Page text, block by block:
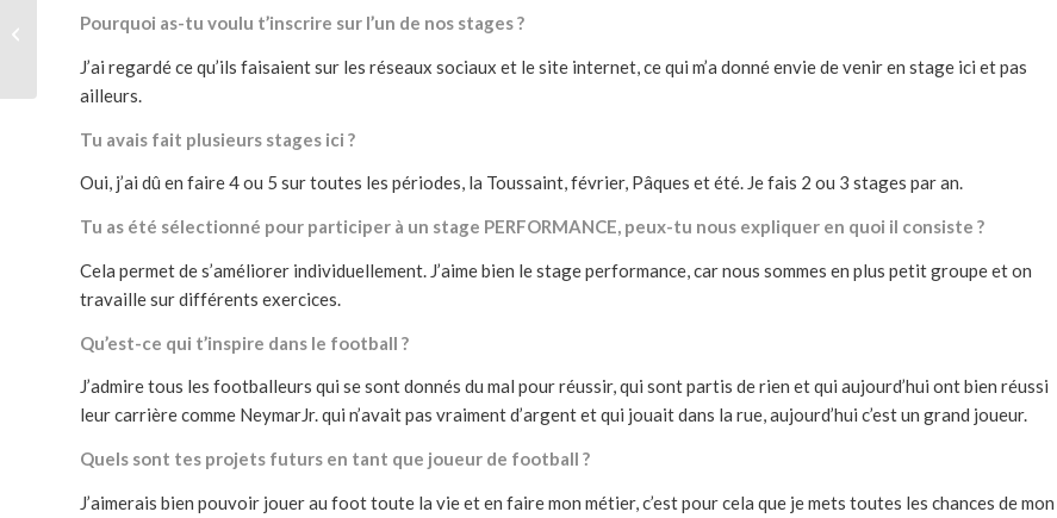
Pourquoi as-tu voulu t’inscrire sur l’un de nos stages ?
J’ai regardé ce qu’ils faisaient sur les réseaux sociaux et le site internet, ce qui m’a donné envie de venir en stage ici et pas
ailleurs.
Tu avais fait plusieurs stages ici ?
Oui, j’ai dû en faire 4 ou 5 sur toutes les périodes, la Toussaint, février, Pâques et été. Je fais 2 ou 3 stages par an.
Tu as été sélectionné pour participer à un stage PERFORMANCE, peux-tu nous expliquer en quoi il consiste ?
Cela permet de s’améliorer individuellement. J’aime bien le stage performance, car nous sommes en plus petit groupe et on
travaille sur différents exercices.
Qu’est-ce qui t’inspire dans le football ?
J’admire tous les footballeurs qui se sont donnés du mal pour réussir, qui sont partis de rien et qui aujourd’hui ont bien réussi
leur carrière comme NeymarJr. qui n’avait pas vraiment d’argent et qui jouait dans la rue, aujourd’hui c’est un grand joueur.
Quels sont tes projets futurs en tant que joueur de football ?
J’aimerais bien pouvoir jouer au foot toute la vie et en faire mon métier, c’est pour cela que je mets toutes les chances de mon
PERFORMANCE POUR
GARDIEN DE BUT